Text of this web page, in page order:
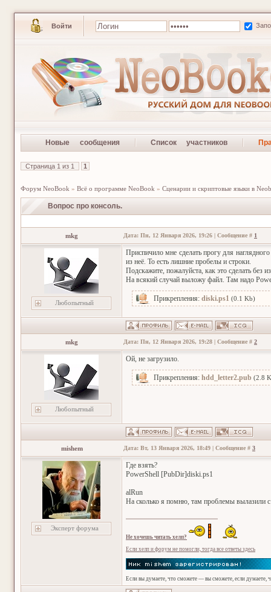
Войти
Новые сообщения Список участников
Страница 1 из 1 1
Форум NeoBook » Всё о программе NeoBook » Сценарии и скриптовые языки в
Вопрос про консоль.
mkg Дата: Пн, 12 Января 2026, 19:26 | Сообщение # 1
Любопытный
Приспичило мне сделать прогу для
из неё. То есть лишние пробелы и строки.
Подскажите, пожалуйста, как это сделать без
На всякий случай выложу файл. Там надо
Прикрепления: diski.ps1 (0.1 Kb)
mkg Дата: Пн, 12 Января 2026, 19:28 | Сообщение # 2
Любопытный
Ой, не загрузило.
Прикрепления: hdd_letter2.pub (2.8
mishem Дата: Вт, 13 Января 2026, 18:49 | Сообщение # 3
Эксперт форума
Где взять?
PowerShell [PubDir]diski.ps1
alRun
На сколько я помню, там проблемы вылазили
Не хочешь читать хелп?
Если хелп и форум не помогли, тогда все ответы здесь
Если вы думаете, что сможете — вы сможете, если думаете,